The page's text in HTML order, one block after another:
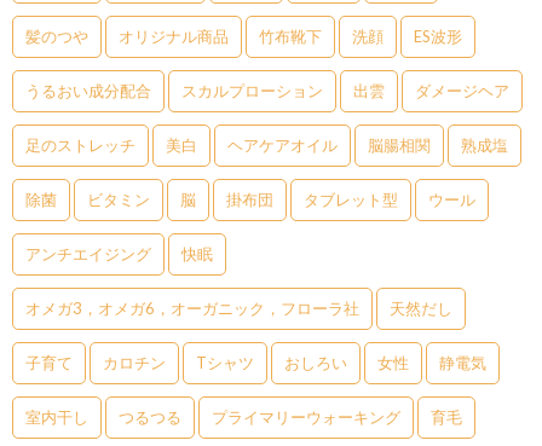
髪のつや オリジナル商品 竹布靴下 洗顔 ES波形
うるおい成分配合 スカルプローション 出雲 ダメージヘア
足のストレッチ 美白 ヘアケアオイル 脳腸相関 熟成塩
除菌 ビタミン 脳 掛布団 タブレット型 ウール
アンチエイジング 快眠
オメガ3，オメガ6，オーガニック，フローラ社 天然だし
子育て カロチン Tシャツ おしろい 女性 静電気
室内干し つるつる プライマリーウォーキング 育毛